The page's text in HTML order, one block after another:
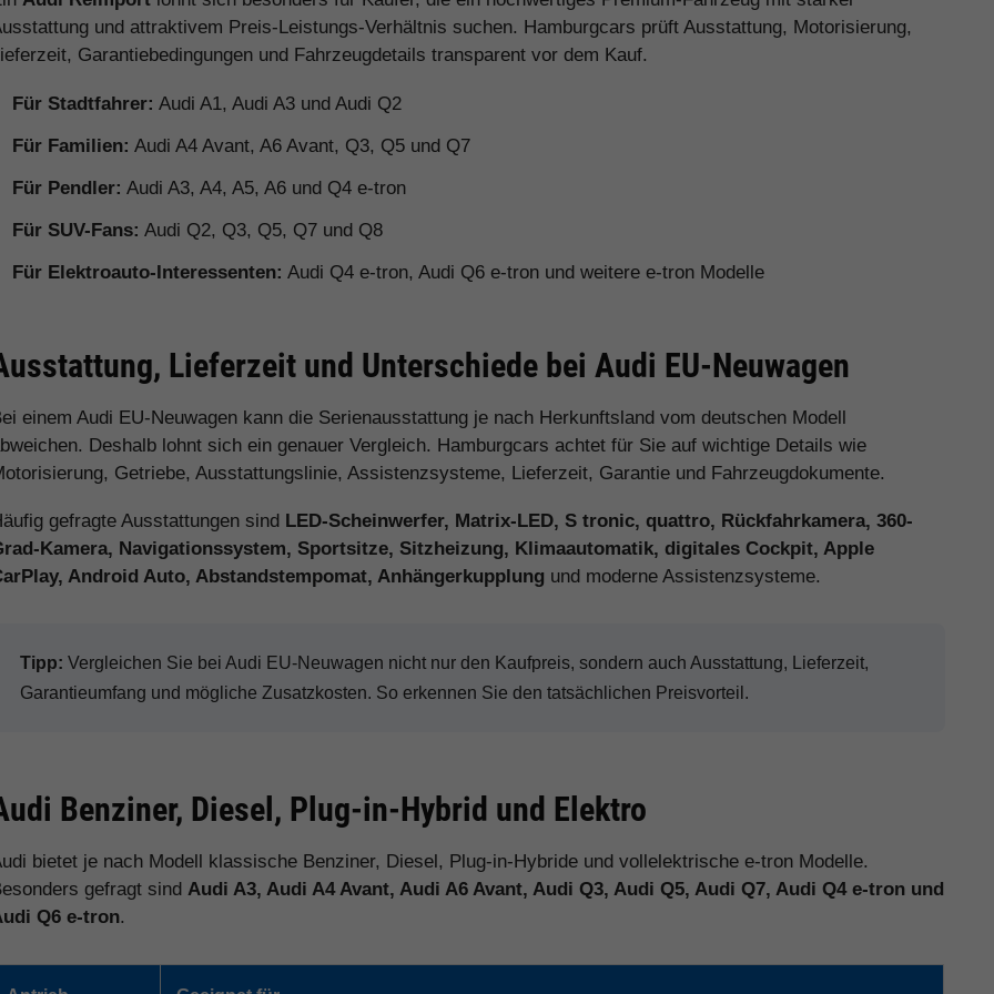
und attraktivem Preis-Leistungs-Verhältnis suchen. Hamburgcars prüft Ausstattung, Motorisierung,
Garantiebedingungen und Fahrzeugdetails transparent vor dem Kauf.
Für Stadtfahrer: Audi A1, Audi A3 und Audi Q2
Für Familien: Audi A4 Avant, A6 Avant, Q3, Q5 und Q7
Für Pendler: Audi A3, A4, A5, A6 und Q4 e-tron
Für SUV-Fans: Audi Q2, Q3, Q5, Q7 und Q8
Für Elektroauto-Interessenten: Audi Q4 e-tron, Audi Q6 e-tron und weitere e-tron Modelle
Lieferzeit und Unterschiede bei Audi EU-Neuwagen
einem Audi EU-Neuwagen kann die Serienausstattung je nach Herkunftsland vom deutschen Modell
Deshalb lohnt sich ein genauer Vergleich. Hamburgcars achtet für Sie auf wichtige Details wie
Getriebe, Ausstattungslinie, Assistenzsysteme, Lieferzeit, Garantie und Fahrzeugdokumente.
gefragte Ausstattungen sind LED-Scheinwerfer, Matrix-LED, S tronic, quattro, Rückfahrkamera, 360-
Kamera, Navigationssystem, Sportsitze, Sitzheizung, Klimaautomatik, digitales Cockpit, Apple
Android Auto, Abstandstempomat, Anhängerkupplung und moderne Assistenzsysteme.
Tipp: Vergleichen Sie bei Audi EU-Neuwagen nicht nur den Kaufpreis, sondern auch Ausstattung, Lieferzeit,
Garantieumfang und mögliche Zusatzkosten. So erkennen Sie den tatsächlichen Preisvorteil.
Benziner, Diesel, Plug-in-Hybrid und Elektro
bietet je nach Modell klassische Benziner, Diesel, Plug-in-Hybride und vollelektrische e-tron Modelle.
gefragt sindAudi A3, Audi A4 Avant, Audi A6 Avant, Audi Q3, Audi Q5, Audi Q7, Audi Q4 e-tron und
Q6 e-tron.